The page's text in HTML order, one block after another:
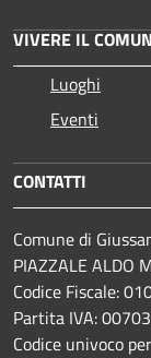
VIVERE IL
Luoghi
Eventi
CONTATTI
Comune di
PIAZZALE ALDO
Codice Fiscale:
Partita IVA:
Codice univoco